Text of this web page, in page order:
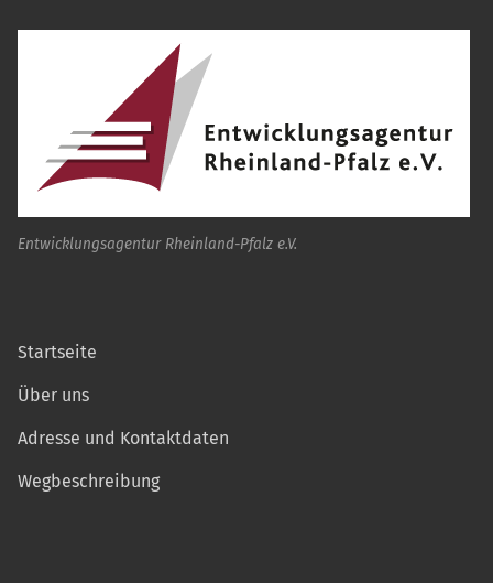
Entwicklungsagentur Rheinland-Pfalz e.V.
Startseite
Über uns
Adresse und Kontaktdaten
Wegbeschreibung